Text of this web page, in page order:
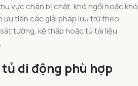
vực chân bị chật, khó ngồi hoặc khó
ưu tiên các giải pháp lưu trữ theo
tường, kệ thấp hoặc tủ tài liệu
di động phù hợp